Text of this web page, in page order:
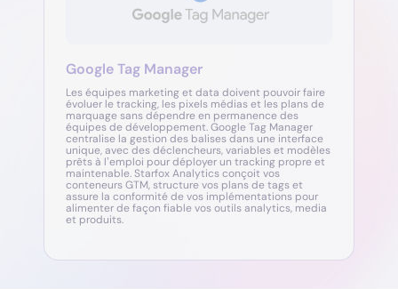
Google Tag Manager
Les équipes marketing et data doivent pouvoir faire
évoluer le tracking, les pixels médias et les plans de
marquage sans dépendre en permanence des
équipes de développement. Google Tag Manager
centralise la gestion des balises dans une interface
unique, avec des déclencheurs, variables et modèles
prêts à l’emploi pour déployer un tracking propre et
maintenable. Starfox Analytics conçoit vos
conteneurs GTM, structure vos plans de tags et
assure la conformité de vos implémentations pour
alimenter de façon fiable vos outils analytics, media
et produits.